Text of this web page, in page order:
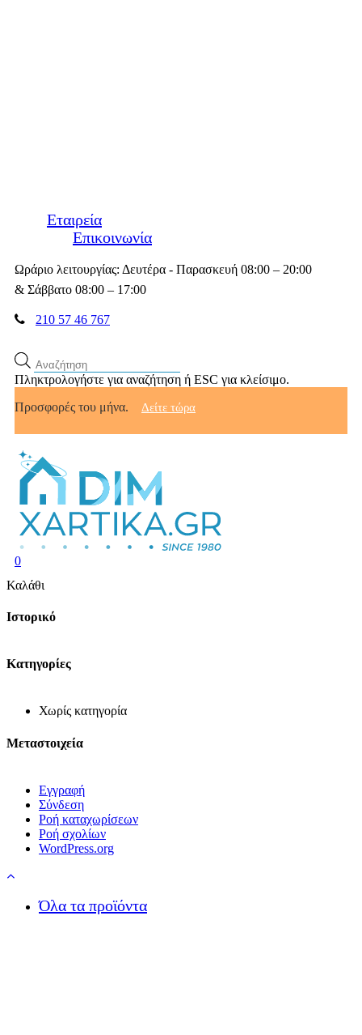
Εταιρεία
Επικοινωνία
Ωράριο λειτουργίας: Δευτέρα - Παρασκευή 08:00 – 20:00
& Σάββατο 08:00 – 17:00
210 57 46 767
Αναζήτηση
προϊόντων
Πληκτρολογήστε για αναζήτηση ή ESC για κλείσιμο.
Προσφορές του μήνα.
Δείτε τώρα
search
account
0
Καλάθι
Ιστορικό
Kατηγορίες
Χωρίς κατηγορία
Μεταστοιχεία
Εγγραφή
Σύνδεση
Ροή καταχωρίσεων
Ροή σχολίων
WordPress.org
Menu
Menu
Όλα τα προϊόντα